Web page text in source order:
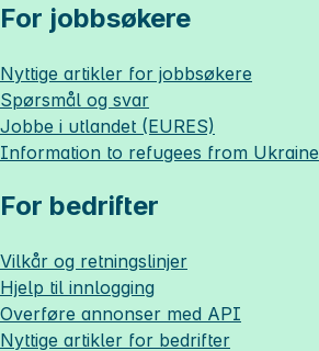
For jobbsøkere
Nyttige artikler for jobbsøkere
Spørsmål og svar
Jobbe i utlandet (EURES)
Information to refugees from Ukraine
For bedrifter
Vilkår og retningslinjer
Hjelp til innlogging
Overføre annonser med API
Nyttige artikler for bedrifter